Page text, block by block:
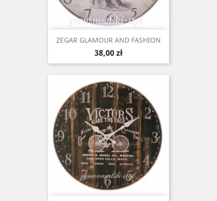
ZEGAR GLAMOUR AND FASHION
Cena
38,00 zł